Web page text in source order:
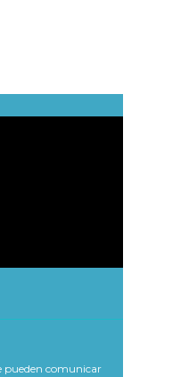
pueden comunicar